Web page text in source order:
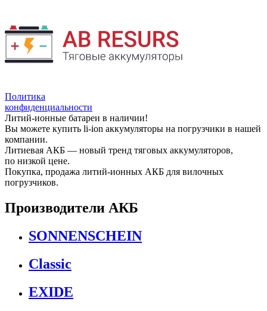
Политика
конфиденциальности
Литий-ионные батареи в наличии!
Вы можете купить li-ion аккумуляторы на погрузчики в нашей
компании.
Литиевая АКБ — новый тренд тяговых аккумуляторов,
по низкой цене.
Покупка, продажа литий-ионных АКБ для вилочных
погрузчиков.
Производители АКБ
SONNENSCHEIN
Classic
EXIDE